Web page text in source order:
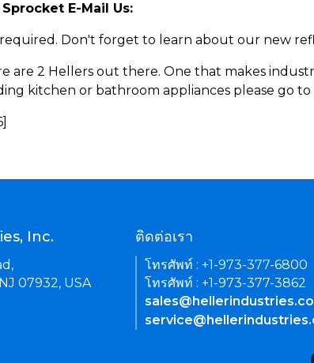
E-Mail Us:
Don't forget to learn about our new
are 2 Hellers out there. One that makes
kitchen or bathroom appliances please go
Inc.
07932, USA
ติดต่อเรา
โทรศัพท์ : +1-973-377-6800
โทรศัพท์ : +1-973-377-3862